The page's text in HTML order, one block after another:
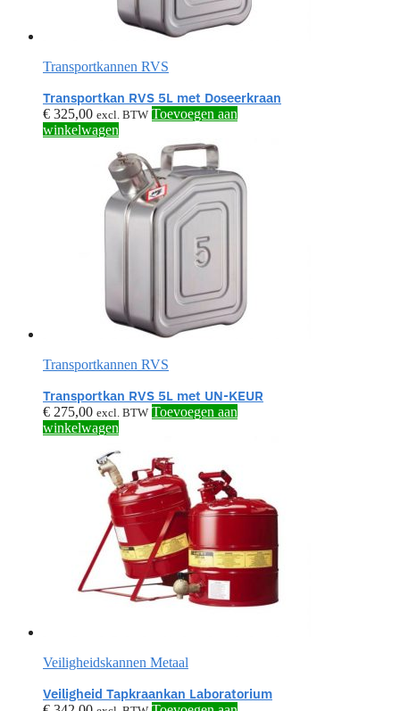
Transportkannen RVS
Transportkan RVS 5L met Doseerkraan
€ 325,00 excl. BTW Toevoegen aan
winkelwagen
Transportkannen RVS
Transportkan RVS 5L met UN-KEUR
€ 275,00 excl. BTW Toevoegen aan
winkelwagen
Veiligheidskannen Metaal
Veiligheid Tapkraankan Laboratorium